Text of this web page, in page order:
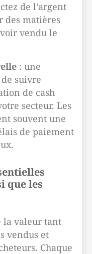
de l’argent
des matières
vendu le
: une
suivre
de cash
secteur. Les
souvent une
de paiement
que les
la valeur tant
vendus et
Chaque